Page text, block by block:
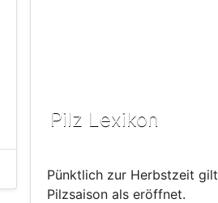
Pilz Lexikon
Pünktlich zur Herbstzeit
Pilzsaison als eröffnet.